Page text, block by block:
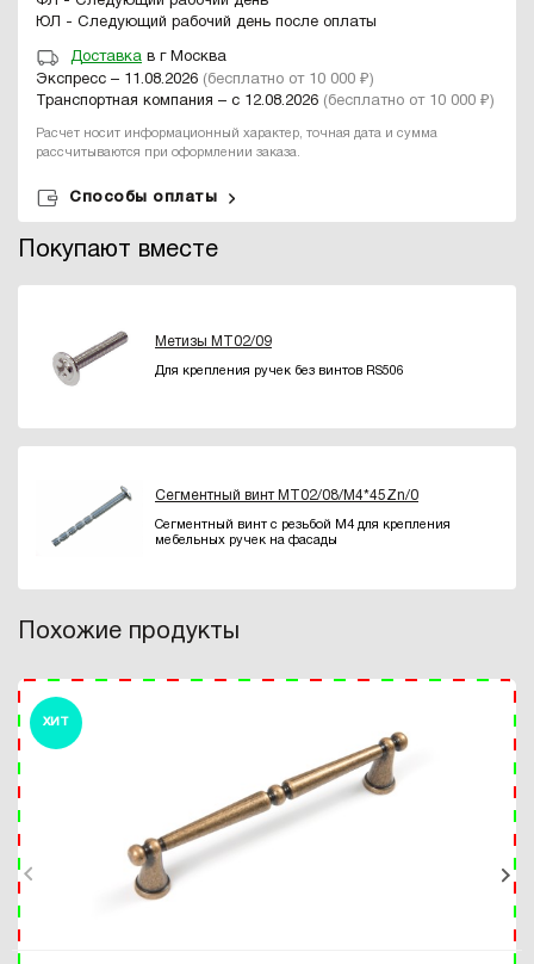
ЮЛ - Следующий рабочий день после оплаты
Доставка в г Москва
Экспресс – 11.08.2026 (бесплатно от 10 000 ₽)
Транспортная компания – с 12.08.2026 (бесплатно от 10 000 ₽)
Расчет носит информационный характер, точная дата и сумма
рассчитываются при оформлении заказа.
Способы оплаты
Покупают вместе
Метизы MT02/09
Для крепления ручек без винтов RS506
Сегментный винт MT02/08/M4*45Zn/0
Сегментный винт с резьбой M4 для крепления
мебельных ручек на фасады
Похожие продукты
ХИТ